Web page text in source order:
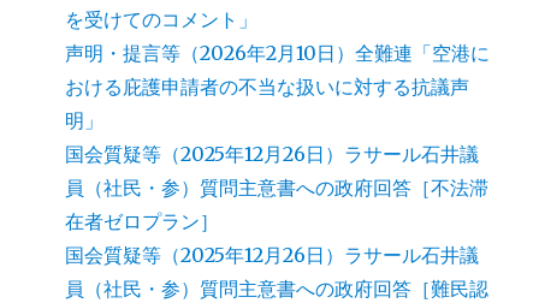
を受けてのコメント」
声明・提言等（2026年2月10日）全難連「空港に
おける庇護申請者の不当な扱いに対する抗議声
明」
国会質疑等（2025年12月26日）ラサール石井議
員（社民・参）質問主意書への政府回答［不法滞
在者ゼロプラン］
国会質疑等（2025年12月26日）ラサール石井議
員（社民・参）質問主意書への政府回答［難民認